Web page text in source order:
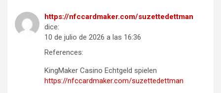
https://nfccardmaker.com/suzettedettman
dice:
10 de julio de 2026 a las 16:36
References:
KingMaker Casino Echtgeld spielen
https://nfccardmaker.com/suzettedettman